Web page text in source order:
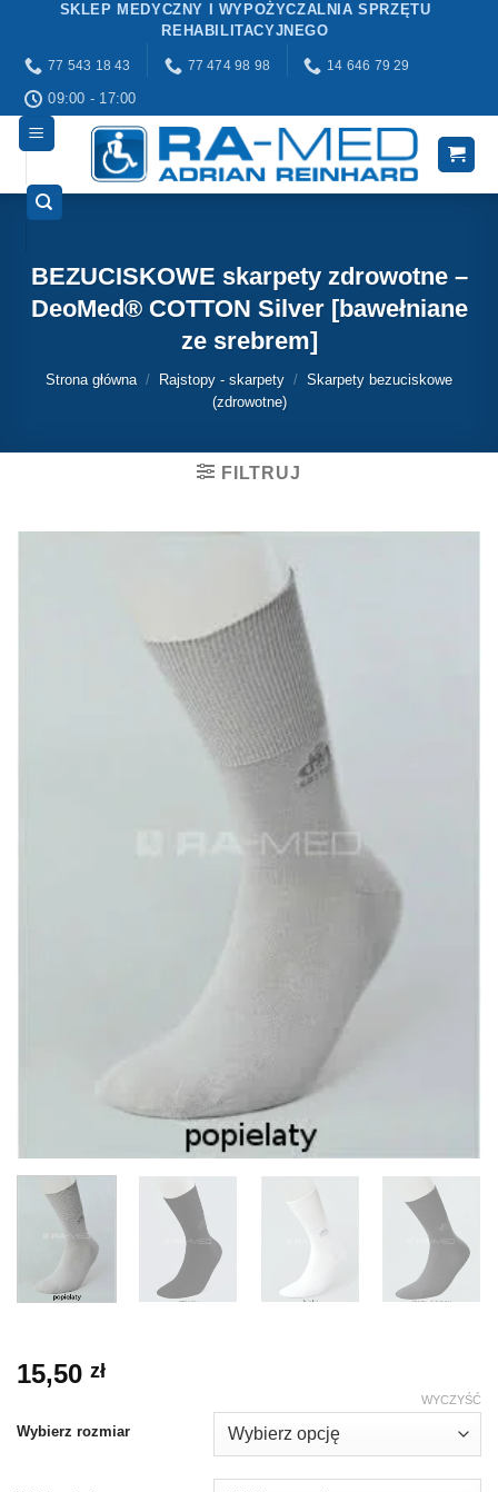
Przewiń
zawartości
SKLEP MEDYCZNY I WYPOŻYCZALNIA SPRZĘTU
REHABILITACYJNEGO
77 543 18 43 77 474 98 98 14 646 79 29
09:00 - 17:00
BEZUCISKOWE skarpety zdrowotne –
DeoMed® COTTON Silver [bawełniane
ze srebrem]
Strona główna / Rajstopy - skarpety / Skarpety bezuciskowe
(zdrowotne)
FILTRUJ
15,50 zł
Wybierz rozmiar
WYCZYŚĆ